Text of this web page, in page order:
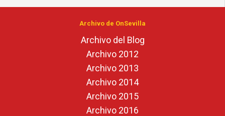
Archivo de OnSevilla
Archivo del Blog
Archivo 2012
Archivo 2013
Archivo 2014
Archivo 2015
Archivo 2016